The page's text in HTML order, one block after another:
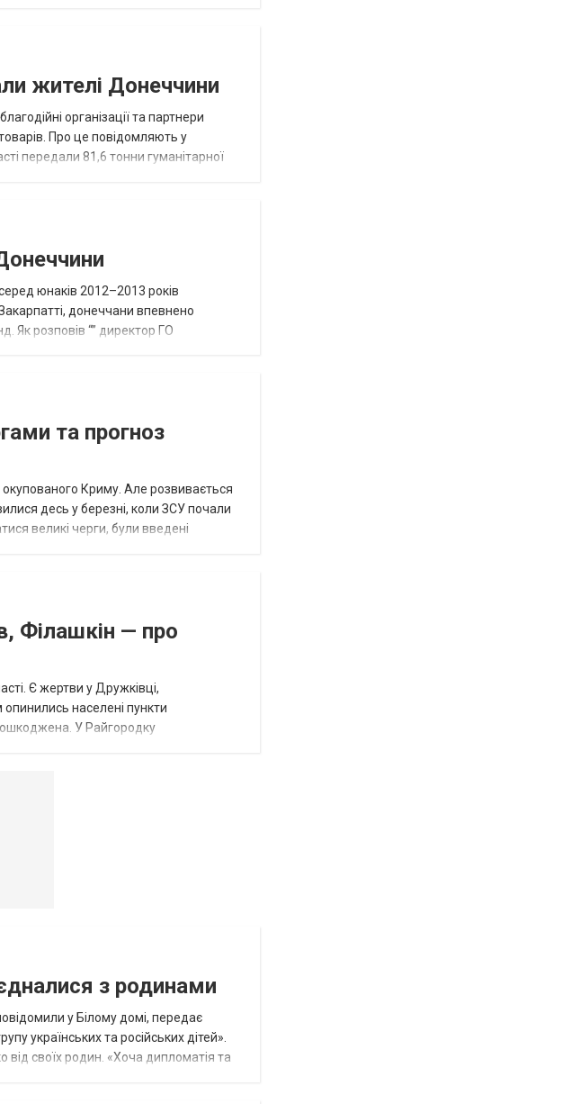
жителі Донеччини
організації та партнери
Про це повідомляють у
передали 81,6 тонни гуманітарної
юнаків 2012–2013 років
донеччани впевнено
Як розповів “” директор ГО
та прогноз
окупованого Криму. Але розвивається
десь у березні, коли ЗСУ почали
великі черги, були введені
Філашкін — про
Є жертви у Дружківці,
населені пункти
У Райгородку
з родинами
у Білому домі, передає
українських та російських дітей».
від своїх родин. «Хоча дипломатія та